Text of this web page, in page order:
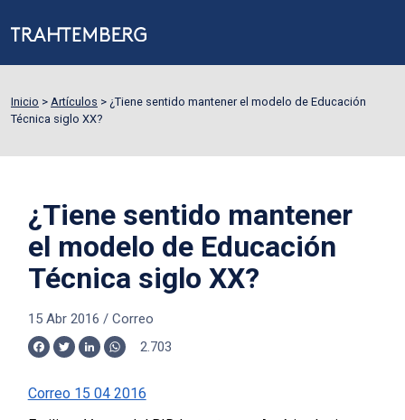
Inicio > Artículos > ¿Tiene sentido mantener el modelo de Educación
Técnica siglo XX?
¿Tiene sentido mantener
el modelo de Educación
Técnica siglo XX?
15 Abr 2016 / Correo
Facebook
TwitterLinkedInWhatsApp
2.703
Correo 15 04 2016